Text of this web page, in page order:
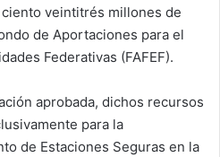
veintitrés millones de
de Aportaciones para el
Federativas (FAFEF).
aprobada, dichos recursos
para la
de Estaciones Seguras en la